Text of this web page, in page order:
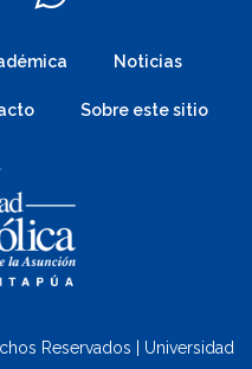
Noticias
Sobre este sitio
Reservados | Universidad